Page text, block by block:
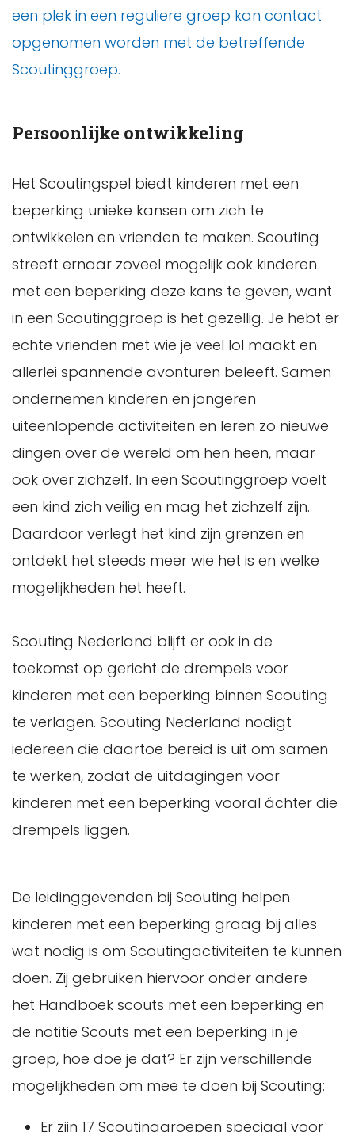
een plek in een reguliere groep kan contact
opgenomen worden met de betreffende
Scoutinggroep.
Persoonlijke ontwikkeling
Het Scoutingspel biedt kinderen met een
beperking unieke kansen om zich te
ontwikkelen en vrienden te maken. Scouting
streeft ernaar zoveel mogelijk ook kinderen
met een beperking deze kans te geven, want
in een Scoutinggroep is het gezellig. Je hebt er
echte vrienden met wie je veel lol maakt en
allerlei spannende avonturen beleeft. Samen
ondernemen kinderen en jongeren
uiteenlopende activiteiten en leren zo nieuwe
dingen over de wereld om hen heen, maar
ook over zichzelf. In een Scoutinggroep voelt
een kind zich veilig en mag het zichzelf zijn.
Daardoor verlegt het kind zijn grenzen en
ontdekt het steeds meer wie het is en welke
mogelijkheden het heeft.
Scouting Nederland blijft er ook in de
toekomst op gericht de drempels voor
kinderen met een beperking binnen Scouting
te verlagen. Scouting Nederland nodigt
iedereen die daartoe bereid is uit om samen
te werken, zodat de uitdagingen voor
kinderen met een beperking vooral áchter die
drempels liggen.
De leidinggevenden bij Scouting helpen
kinderen met een beperking graag bij alles
wat nodig is om Scoutingactiviteiten te kunnen
doen. Zij gebruiken hiervoor onder andere
het Handboek scouts met een beperking en
de notitie Scouts met een beperking in je
groep, hoe doe je dat? Er zijn verschillende
mogelijkheden om mee te doen bij Scouting:
Er zijn 17 Scoutinggroepen speciaal voor